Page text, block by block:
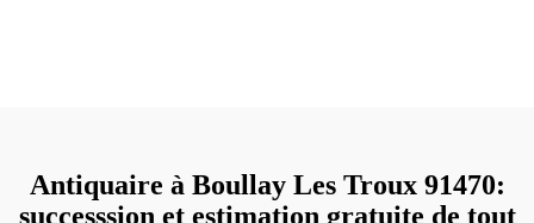
Antiquaire à Boullay Les Troux 91470:
successsion et estimation gratuite de tout